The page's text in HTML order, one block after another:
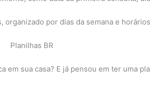
por dias da semana e
em sua casa? E já pensou em ter uma